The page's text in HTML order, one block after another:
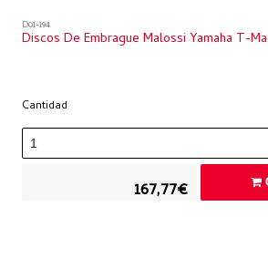
D01-194
Discos De Embrague Malossi Yamaha T-
Cantidad
167,77€